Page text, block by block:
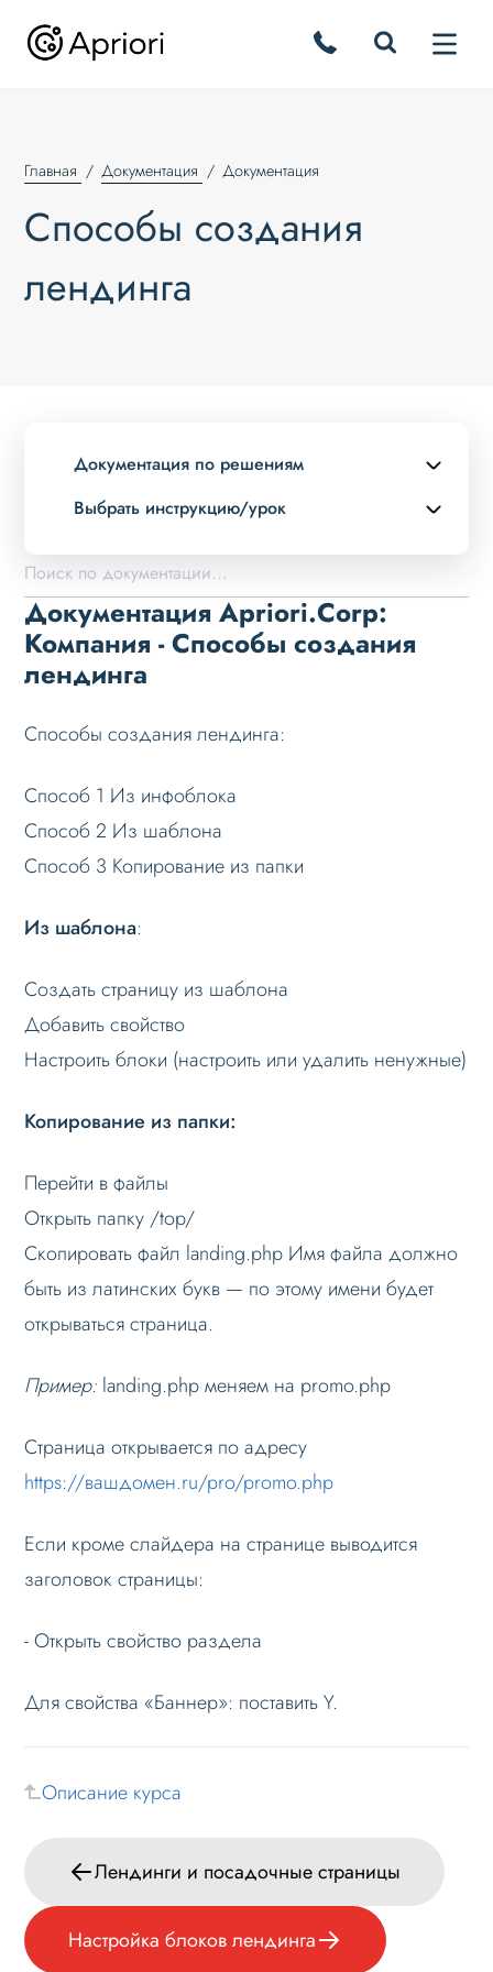
Главная Документация Документация
Способы создания
лендинга
Документация по решениям
Выбрать инструкцию/урок
Описание курса
Возможности
Примеры страниц
Установка и обновление
Дизайн
Оформление контента
Слайдер
Мультирегиональность
Личный кабинет
Формы и коммуникации
SEO и оптимизация
Настройка блоков лендинга
Проблемы и решения
Веб-разработчикам
Где найти в админпанели
Вопрос-ответ
Лицензионное соглашение
Документация Apriori.Corp:
Компания - Способы создания
лендинга
Способы создания лендинга:
Способ 1 Из инфоблока
Способ 2 Из шаблона
Способ 3 Копирование из папки
Из шаблона:
Создать страницу из шаблона
Добавить свойство
Настроить блоки (настроить или удалить ненужные)
Копирование из папки:
Перейти в файлы
Открыть папку /top/
Скопировать файл landing.php Имя файла должно
быть из латинских букв — по этому имени будет
открываться страница.
Пример: landing.php меняем на promo.php
Страница открывается по адресу
https://вашдомен.ru/pro/promo.php
Если кроме слайдера на странице выводится
заголовок страницы:
- Открыть свойство раздела
Для свойства «Баннеp»: поставить Y.
Описание курса
Лендинги и посадочные страницы
Настройка блоков лендинга